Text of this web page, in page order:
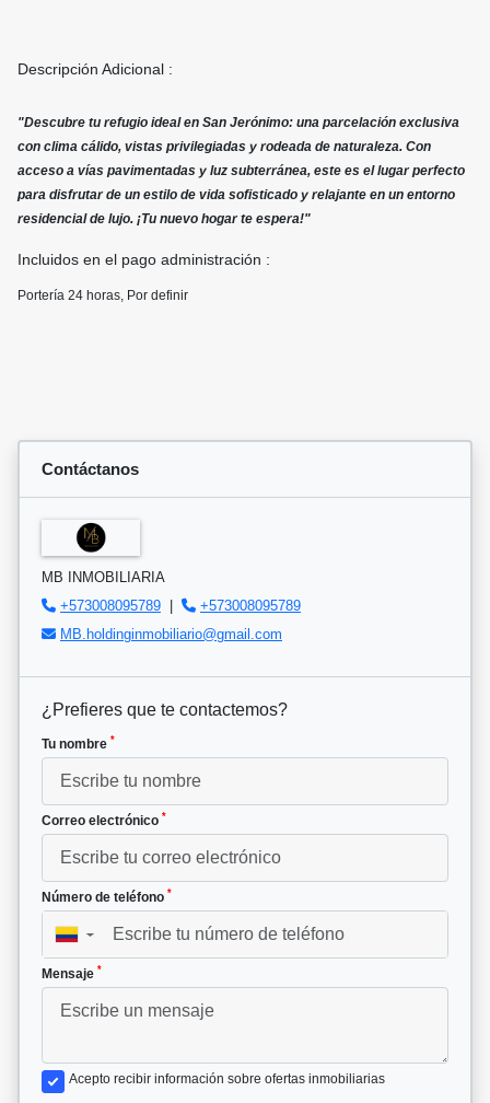
Descripción Adicional :
"Descubre tu refugio ideal en San Jerónimo: una parcelación exclusiva
con clima cálido, vistas privilegiadas y rodeada de naturaleza. Con
acceso a vías pavimentadas y luz subterránea, este es el lugar perfecto
para disfrutar de un estilo de vida sofisticado y relajante en un entorno
residencial de lujo. ¡Tu nuevo hogar te espera!"
Incluidos en el pago administración :
Portería 24 horas, Por definir
Contáctanos
MB INMOBILIARIA
+573008095789 |
+573008095789
MB.holdinginmobiliario@gmail.com
¿Prefieres que te contactemos?
Tu nombre *
Correo electrónico *
Número de teléfono *
▼
Mensaje *
Acepto recibir información sobre ofertas inmobiliarias